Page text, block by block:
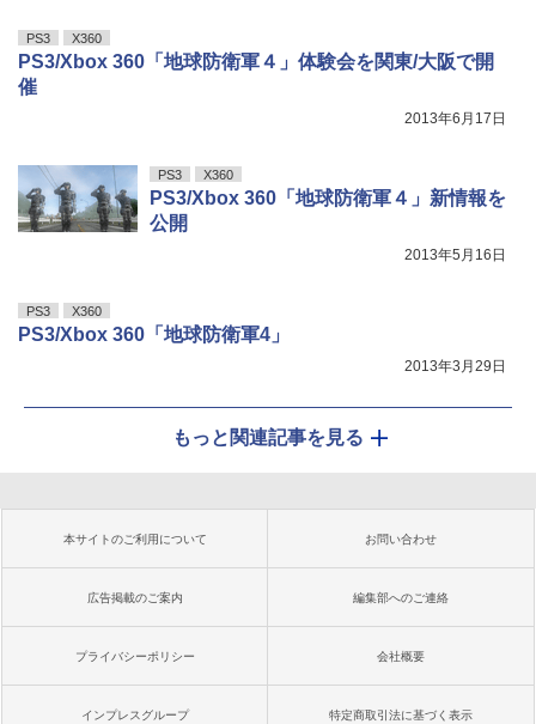
PS3 X360
PS3/Xbox 360「地球防衛軍４」体験会を関東/大阪で開
催
2013年6月17日
PS3 X360
PS3/Xbox 360「地球防衛軍４」新情報を
公開
2013年5月16日
PS3 X360
PS3/Xbox 360「地球防衛軍4」
2013年3月29日
もっと関連記事を見る
本サイトのご利用について お問い合わせ
広告掲載のご案内 編集部へのご連絡
プライバシーポリシー 会社概要
インプレスグループ 特定商取引法に基づく表示